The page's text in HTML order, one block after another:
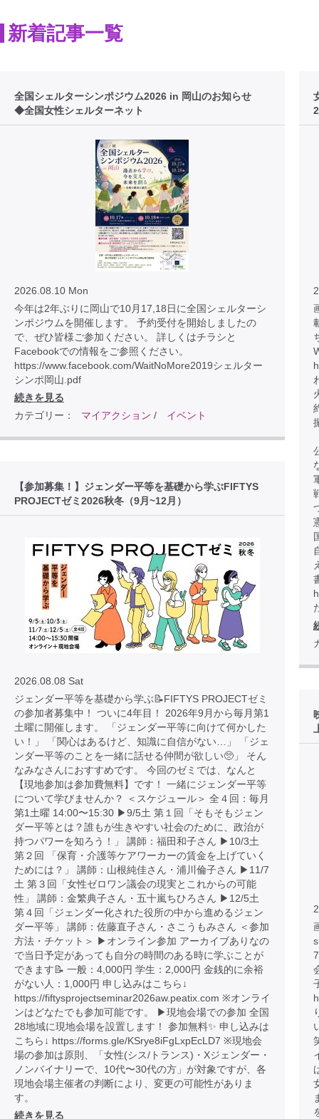
新着記事一覧
全国シェルターシンポジウム2026 in 岡山のお知らせ
◆全国女性シェルターネット
2026.08.10 Mon
今年は2年ぶりに岡山で10月17,18日に全国シェルターシ
ンポジウムを開催します。 予約受付を開始しましたの
で、ぜひ皆様ご参加ください。 詳しくはチラシと
Facebookでの情報をご参照ください。
https://www.facebook.com/WaitNoMore2019シェルター
シンポ岡山.pdf
続きを見る
カテゴリー：
マイアクション / イベント
【参加募集！】ジェンダー平等を基礎から学ぶFIFTYS
PROJECTゼミ2026秋冬（9月~12月）
2026.08.08 Sat
ジェンダー平等を基礎から学ぶ📝FIFTYS PROJECTゼミ
の参加者募集中！ ついに4年目！ 2026年9月から毎月第1
土曜に開催します。 「ジェンダー平等に向けて何かした
い！」 「関心はあるけど、知識に自信がない…」 「ジェ
ンダー平等のことを一緒に話せる仲間が欲しい🥺」 そん
なみなさんにおすすめです。 今回のゼミでは、なんと
【現地参加は参加費無料】です！ 一緒にジェンダー平等
について学びませんか？ ＜スケジュール＞ 全４回：毎月
第1土曜 14:00〜15:30 ▶︎9/5土 第１回「そもそもジェン
ダー平等とは？誰もが生きやすい社会のために、政治が
持つパワーを知ろう！」 講師：福田和子さん ▶︎10/3土
第２回 「保育・介護等ケアワーカーの賃金を上げていく
ためには？」 講師：山根純佳さん・浦川倫子さん ▶︎11/7
土 第３回「女性ゼロワン議会の現実とこれからの可能
性」 講師：金繁典子さん・五十嵐ちひろさん ▶︎12/5土
第４回「ジェンダー化された役所の中から進めるジェン
ダー平等」 講師：佐藤直子さん・さこうもみさん ＜参加
方法・チケット＞ ▶︎オンライン参加 アーカイブありなの
で当日予定があっても自分の時間のある時に学ぶことが
できます📝 一般：4,000円 学生：2,000円 金銭的に余裕
がない人：1,000円 申し込みはこちら↓
https://fiftysprojectseminar2026aw.peatix.com ※オンライ
ンはどなたでも参加可能です。 ▶︎現地会場での参加 全国
28地域に現地会場を設置します！ 参加無料✨ 申し込みは
こちら↓ https://forms.gle/KSrye8iFgLxpEcLD7 ※現地会
場の参加は原則、「女性(シス/トランス)・Xジェンダー・
ノンバイナリーで、10代〜30代の方」が対象ですが、各
現地会場主催者の判断により、変更の可能性がありま
す。
続きを見る